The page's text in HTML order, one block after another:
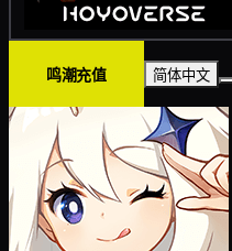
鸣潮充值 简体中文